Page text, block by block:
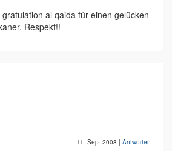
al qaida für einen gelücken
Respekt!!
11. Sep. 2008 | Antworten